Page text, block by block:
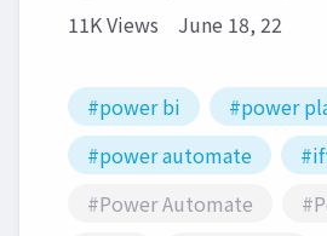
11K Views June 18, 22
#power bi
#power
#power automate
#Power Automate